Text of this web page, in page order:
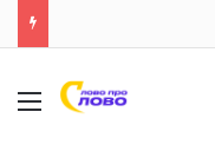
Меню